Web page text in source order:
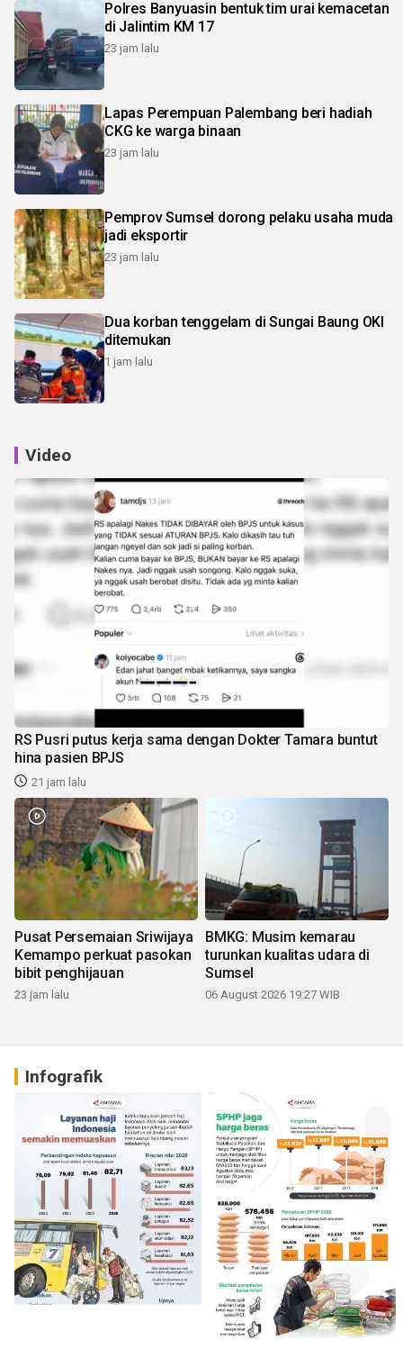
Polres Banyuasin bentuk tim urai kemacetan
di Jalintim KM 17
23 jam lalu
Lapas Perempuan Palembang beri hadiah
CKG ke warga binaan
23 jam lalu
Pemprov Sumsel dorong pelaku usaha muda
jadi eksportir
23 jam lalu
Dua korban tenggelam di Sungai Baung OKI
ditemukan
1 jam lalu
Video
RS Pusri putus kerja sama dengan Dokter Tamara buntut
hina pasien BPJS
21 jam lalu
Pusat Persemaian Sriwijaya
Kemampo perkuat pasokan
bibit penghijauan
23 jam lalu
BMKG: Musim kemarau
turunkan kualitas udara di
Sumsel
06 August 2026 19:27 WIB
Infografik